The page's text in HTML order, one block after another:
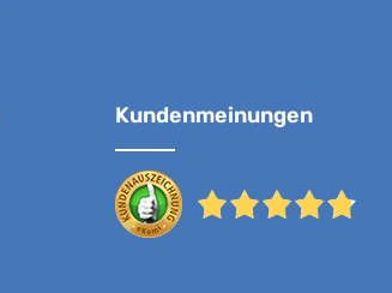
Kundenmeinungen